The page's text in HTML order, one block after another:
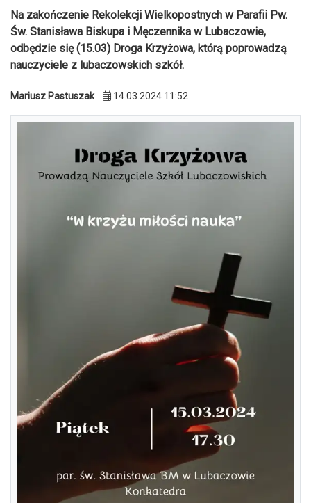
Na zakończenie Rekolekcji Wielkopostnych w Parafii Pw.
Św. Stanisława Biskupa i Męczennika w Lubaczowie,
odbędzie się (15.03) Droga Krzyżowa, którą poprowadzą
nauczyciele z lubaczowskich szkół.
Mariusz Pastuszak 14.03.2024 11:52